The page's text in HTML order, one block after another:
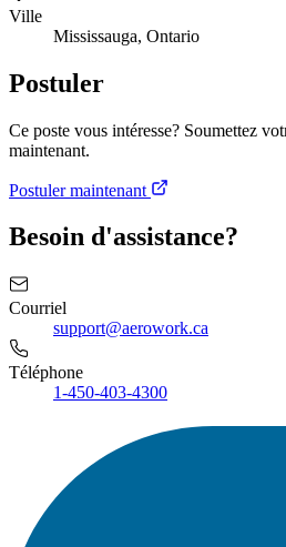
Ville
Mississauga, Ontario
Postuler
Ce poste vous intéresse? Soumettez
maintenant.
Postuler maintenant
Besoin d'assistance?
Courriel
support@aerowork.ca
Téléphone
1-450-403-4300